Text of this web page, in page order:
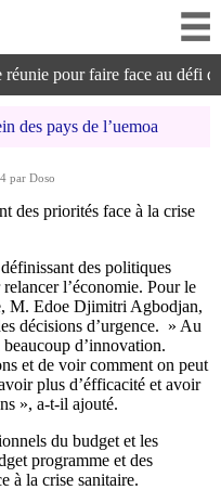
réunie pour faire face au défi
des pays de l’uemoa
par Doso
des priorités face à la crise
des politiques
l’économie. Pour le
M. Edoe Djimitri Agbodjan,
décisions d’urgence. » Au
d’innovation.
et de voir comment on peut
plus d’éfficacité et avoir
», a-t-il ajouté.
du budget et les
programme et des
à la crise sanitaire.